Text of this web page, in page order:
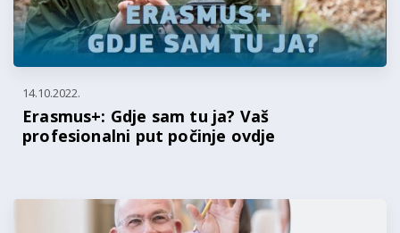
14.10.2022.
Erasmus+: Gdje sam tu ja? Vaš
profesionalni put počinje ovdje